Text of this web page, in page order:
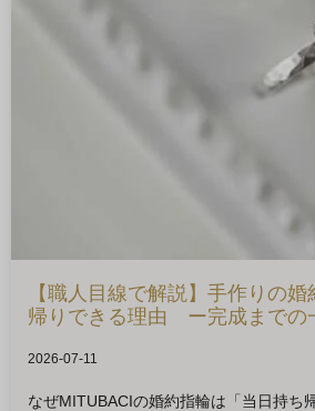
【職人目線で解説】手作りの
帰りできる理由 ー完成までの
2026-07-11
なぜMITUBACIの婚約指輪は「当日持ち